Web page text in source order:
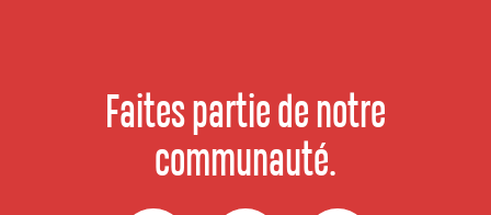
Faites partie de notre
communauté.